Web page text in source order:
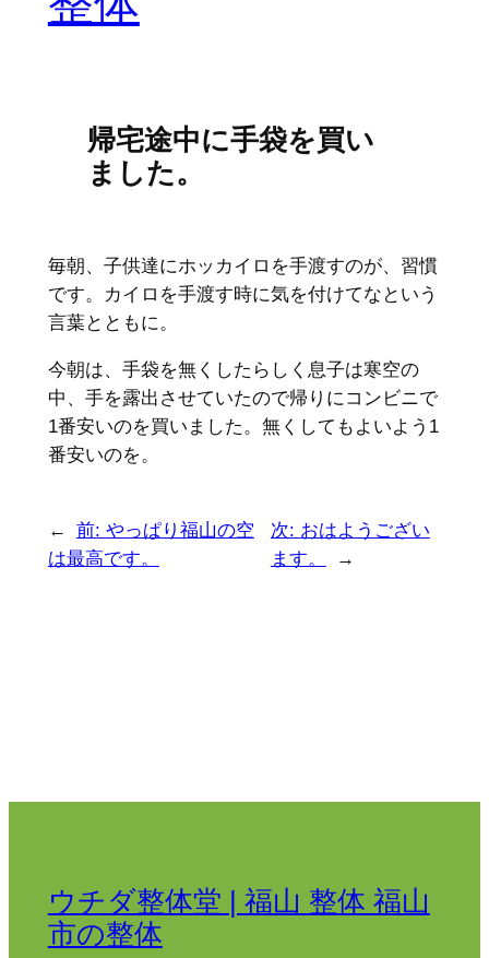
帰宅途中に手袋を買い
ました。
毎朝、子供達にホッカイロを手渡すのが、習慣
です。カイロを手渡す時に気を付けてなという
言葉とともに。
今朝は、手袋を無くしたらしく息子は寒空の
中、手を露出させていたので帰りにコンビニで
1番安いのを買いました。無くしてもよいよう1
番安いのを。
← 前: やっぱり福山の空
は最高です。
次: おはようござい
ます。
→
ウチダ整体堂 | 福山 整体 福山
市の整体